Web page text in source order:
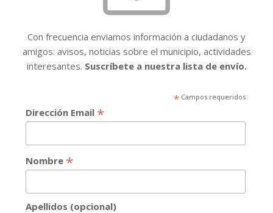
Con frecuencia enviamos información a ciudadanos y
amigos: avisos, noticias sobre el municipio, actividades
interesantes. Suscríbete a nuestra lista de envío.
*Campos requeridos
Dirección Email *
Nombre *
Apellidos (opcional)